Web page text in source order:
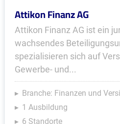
Attikon Finanz AG
Attikon Finanz AG ist ein
wachsendes
spezialisieren sich auf
Gewerbe- und...
Branche: Finanzen und
1 Ausbildung
6 Standorte